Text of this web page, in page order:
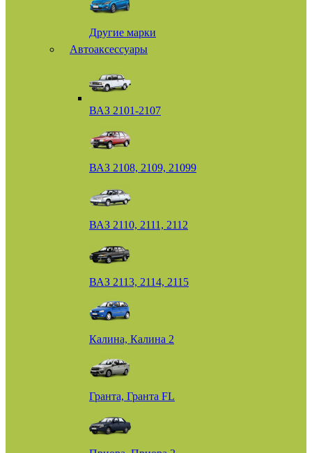
Другие марки
Автоаксессуары
ВАЗ 2101-2107
ВАЗ 2108, 2109, 21099
ВАЗ 2110, 2111, 2112
ВАЗ 2113, 2114, 2115
Калина, Калина 2
Гранта, Гранта FL